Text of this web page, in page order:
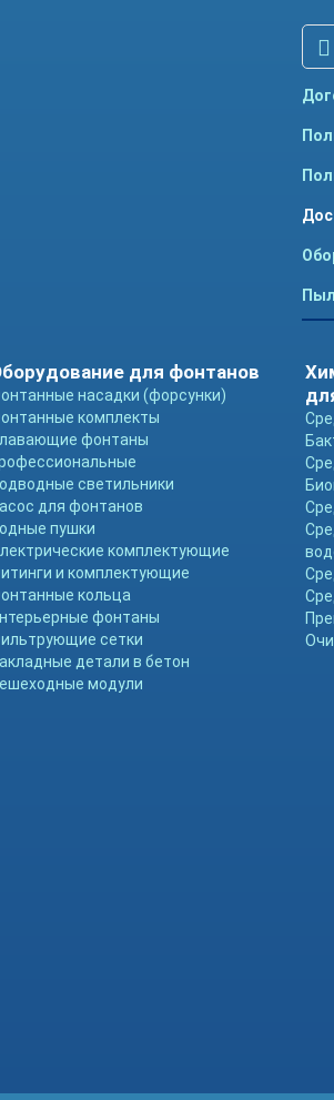
для фонтанов
насадки (форсунки)
комплекты
фонтаны
светильники
для фонтанов
пушки
комплектующие
и комплектующие
кольца
фонтаны
сетки
детали в бетон
модули